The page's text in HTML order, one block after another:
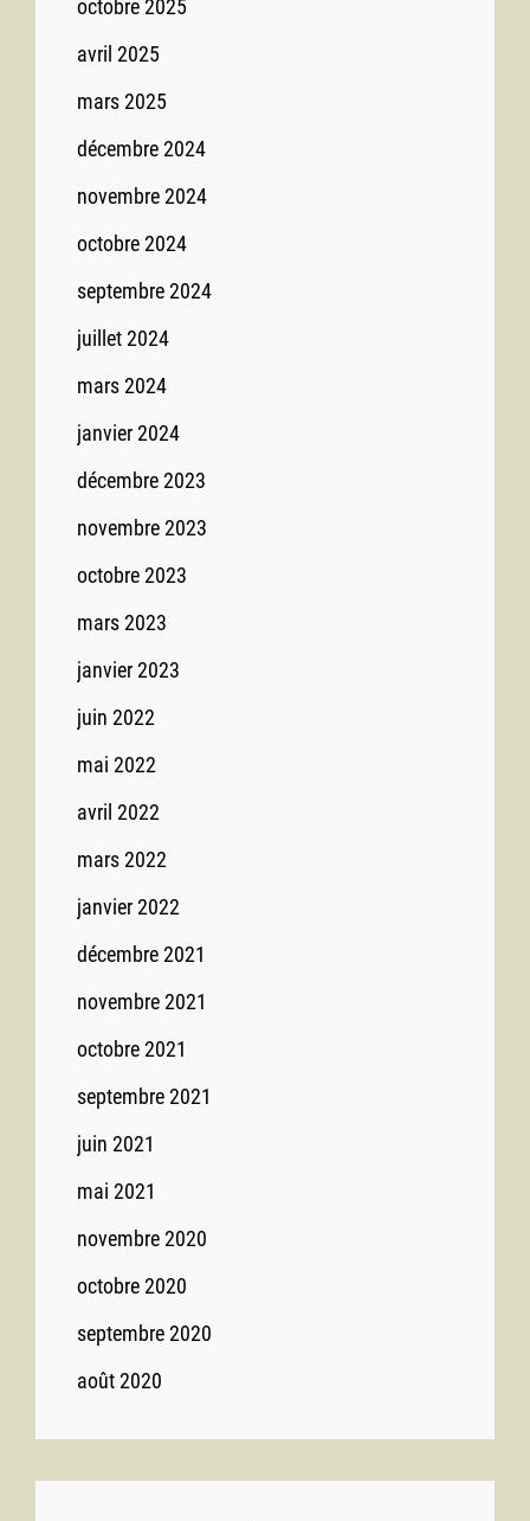
octobre 2025
avril 2025
mars 2025
décembre 2024
novembre 2024
octobre 2024
septembre 2024
juillet 2024
mars 2024
janvier 2024
décembre 2023
novembre 2023
octobre 2023
mars 2023
janvier 2023
juin 2022
mai 2022
avril 2022
mars 2022
janvier 2022
décembre 2021
novembre 2021
octobre 2021
septembre 2021
juin 2021
mai 2021
novembre 2020
octobre 2020
septembre 2020
août 2020